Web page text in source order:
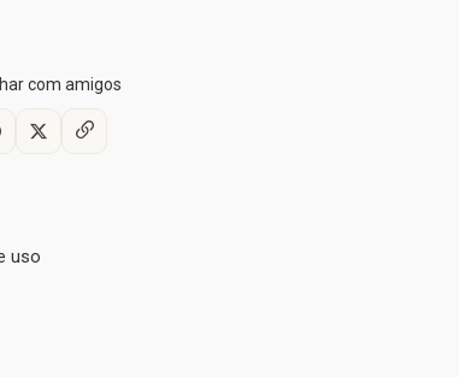
com amigos
uso